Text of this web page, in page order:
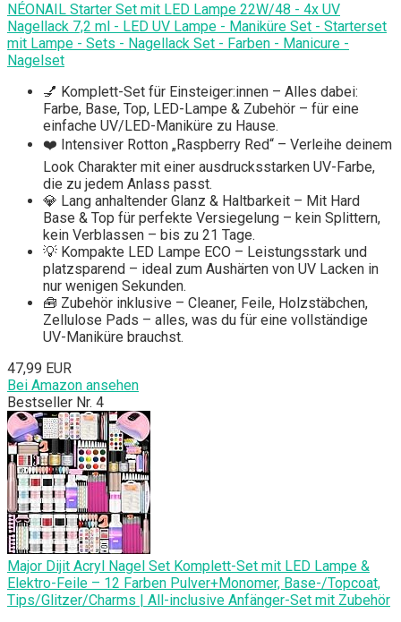
NÉONAIL Starter Set mit LED Lampe 22W/48 - 4x UV
Nagellack 7,2 ml - LED UV Lampe - Maniküre Set - Starterset
mit Lampe - Sets - Nagellack Set - Farben - Manicure -
Nagelset
💅 Komplett-Set für Einsteiger:innen – Alles dabei:
Farbe, Base, Top, LED-Lampe & Zubehör – für eine
einfache UV/LED-Maniküre zu Hause.
❤️ Intensiver Rotton „Raspberry Red“ – Verleihe deinem
Look Charakter mit einer ausdrucksstarken UV-Farbe,
die zu jedem Anlass passt.
💎 Lang anhaltender Glanz & Haltbarkeit – Mit Hard
Base & Top für perfekte Versiegelung – kein Splittern,
kein Verblassen – bis zu 21 Tage.
💡 Kompakte LED Lampe ECO – Leistungsstark und
platzsparend – ideal zum Aushärten von UV Lacken in
nur wenigen Sekunden.
🧰 Zubehör inklusive – Cleaner, Feile, Holzstäbchen,
Zellulose Pads – alles, was du für eine vollständige
UV-Maniküre brauchst.
47,99 EUR
Bei Amazon ansehen
Bestseller Nr. 4
Major Dijit Acryl Nagel Set Komplett-Set mit LED Lampe &
Elektro-Feile – 12 Farben Pulver+Monomer, Base-/Topcoat,
Tips/Glitzer/Charms | All-inclusive Anfänger-Set mit Zubehör